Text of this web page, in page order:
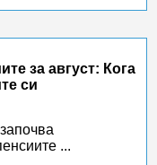
за август: Кога
си
...